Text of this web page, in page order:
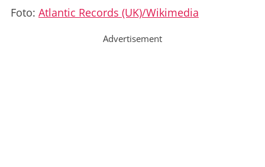
Foto: Atlantic Records (UK)/Wikimedia
Advertisement